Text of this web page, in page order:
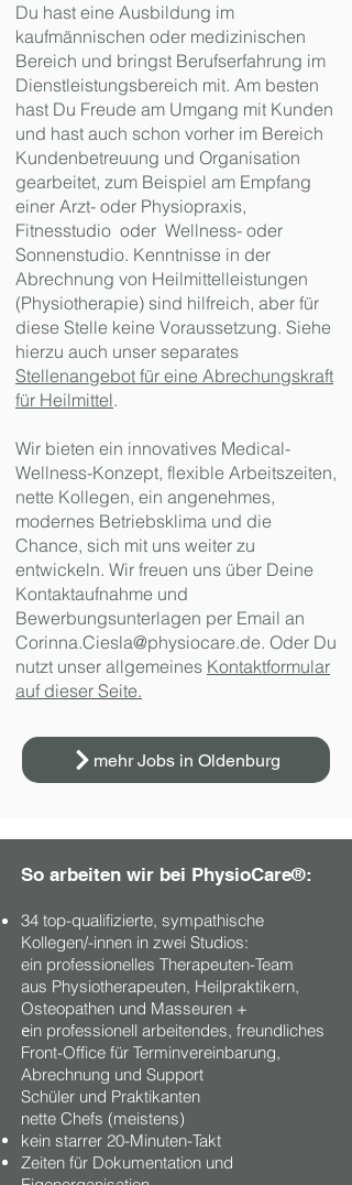
Du hast eine Ausbildung im
kaufmännischen oder medizinischen
Bereich und bringst Berufserfahrung im
Dienstleistungsbereich mit. Am besten
hast Du Freude am Umgang mit Kunden
und hast auch schon vorher im Bereich
Kundenbetreuung und Organisation
gearbeitet, zum Beispiel am Empfang
einer Arzt- oder Physiopraxis,
Fitnesstudio oder Wellness- oder
Sonnenstudio. Kenntnisse in der
Abrechnung von Heilmittelleistungen
(Physiotherapie) sind hilfreich, aber für
diese Stelle keine Voraussetzung. Siehe
hierzu auch unser separates
Stellenangebot für eine Abrechungskraft
für Heilmittel.
Wir bieten ein innovatives Medical-
Wellness-Konzept, flexible Arbeitszeiten,
nette Kollegen, ein angenehmes,
modernes Betriebsklima und die
Chance, sich mit uns weiter zu
entwickeln. Wir freuen uns über Deine
Kontaktaufnahme und
Bewerbungsunterlagen per Email an
Corinna.Ciesla@physiocare.de. Oder Du
nutzt unser allgemeines Kontaktformular
auf dieser Seite.
mehr Jobs in Oldenburg
So arbeiten wir bei PhysioCare®:
34 top-qualifizierte, sympathische
Kollegen/-innen in zwei Studios:
ein professionelles Therapeuten-Team
aus Physiotherapeuten, Heilpraktikern,
Osteopathen und Masseuren +
ein professionell arbeitendes, freundliches
Front-Office für Terminvereinbarung,
Abrechnung und Support
Schüler und Praktikanten
nette Chefs (meistens)
kein starrer 20-Minuten-Takt
Zeiten für Dokumentation und